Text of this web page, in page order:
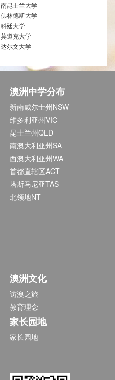
南昆士兰大学
佛林德斯大学
科廷大学
莫道克大学
达尔文大学
澳洲中学分布
新南威尔士州NSW
维多利亚州VIC
昆士兰州QLD
南澳大利亚州SA
西澳大利亚州WA
首都直辖区ACT
塔斯马尼亚TAS
北领地NT
澳洲文化
访澳之旅
教育理念
家长园地
家长园地